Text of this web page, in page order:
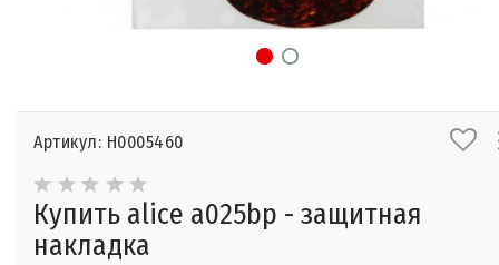
Артикул: Н0005460
Купить alice a025bp - защитная
накладка